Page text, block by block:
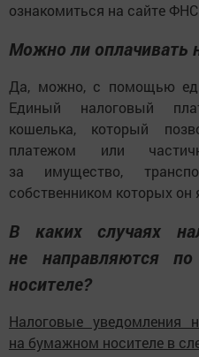
ознакомиться на сайте
Можно ли оплачивать
Да, можно, с помощью
Единый налоговый
кошелька, который
платежом или
за имущество,
собственником которых он
В каких случаях
не направляются
носителе?
Налоговые уведомления
на бумажном носителе в